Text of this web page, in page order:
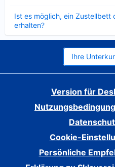
Ist es möglich, ein Zustellbett
erhalten?
Ihre
Version für
Cookie-
Persönliche